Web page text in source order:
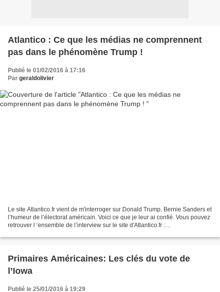
Atlantico : Ce que les médias ne comprennent
pas dans le phénomène Trump !
Publié le 01/02/2016 à 17:16
Par geraldolivier
Le site Atlantico.fr vient de m'interroger sur Donald Trump, Bernie Sanders et
l’humeur de l’électorat américain. Voici ce que je leur ai confié. Vous pouvez
retrouver l ‘ensemble de l’interview sur le site d'Atlantico.fr :
pas-compris-vote-trump-gerald-olivier-pascal-emmanuel-gobry-
Primaires Américaines: Les clés du vote de
l’Iowa
Publié le 25/01/2016 à 19:29